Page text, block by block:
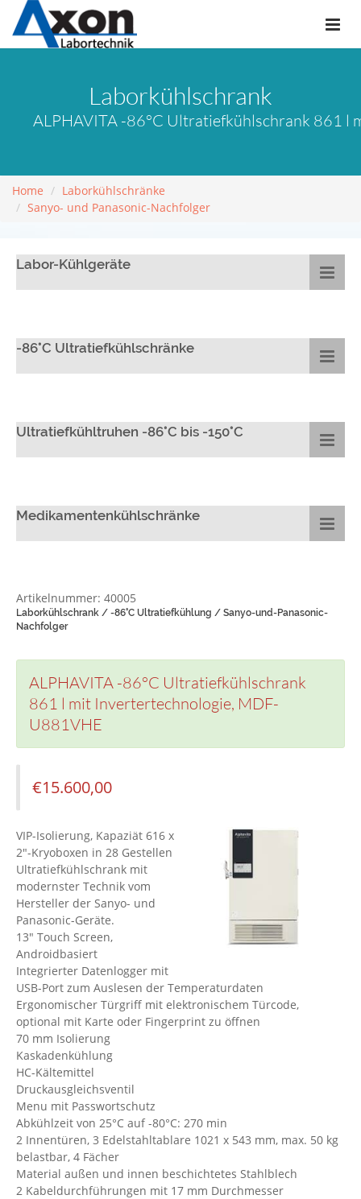
Laborkühlschrank
ALPHAVITA -86°C Ultratiefkühlschrank 861
Home
Laborkühlschränke
Sanyo- und Panasonic-Nachfolger
Labor-Kühlgeräte
-86°C Ultratiefkühlschränke
Ultratiefkühltruhen -86°C bis -150°C
Medikamentenkühlschränke
Artikelnummer: 40005
Laborkühlschrank / -86°C Ultratiefkühlung / Sanyo-und-Panasonic-
Nachfolger
ALPHAVITA -86°C Ultratiefkühlschrank
861 l mit Invertertechnologie, MDF-
U881VHE
€15.600,00
VIP-Isolierung, Kapaziät 616 x
2"-Kryoboxen in 28 Gestellen
Ultratiefkühlschrank mit
modernster Technik vom
Hersteller der Sanyo- und
Panasonic-Geräte.
13" Touch Screen,
Androidbasiert
Integrierter Datenlogger mit
USB-Port zum Auslesen der Temperaturdaten
Ergonomischer Türgriff mit elektronischem Türcode,
optional mit Karte oder Fingerprint zu öffnen
70 mm Isolierung
Kaskadenkühlung
HC-Kältemittel
Druckausgleichsventil
Menu mit Passwortschutz
Abkühlzeit von 25°C auf -80°C: 270 min
2 Innentüren, 3 Edelstahltablare 1021 x 543 mm, max. 50 kg
belastbar, 4 Fächer
Material außen und innen beschichtetes Stahlblech
2 Kabeldurchführungen mit 17 mm Durchmesser